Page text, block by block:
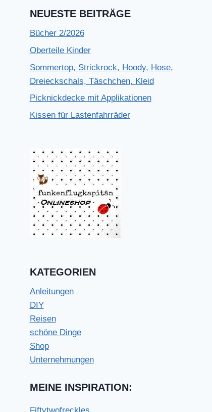
NEUESTE BEITRÄGE
Bücher 2/2026
Oberteile Kinder
Sommertop, Strickrock, Hoody, Hose,
Dreieckschals, Täschchen, Kleid
Picknickdecke mit Applikationen
Kissen für Lastenfahrräder
KATEGORIEN
Anleitungen
DIY
Reisen
schöne Dinge
Shop
Unternehmungen
MEINE INSPIRATION: